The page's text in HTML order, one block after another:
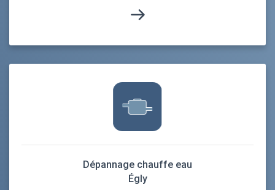
Dépannage chauffe eau
Égly